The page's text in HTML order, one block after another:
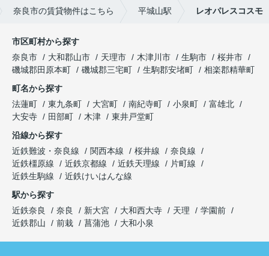
奈良市の賃貸物件はこちら 平城山駅 レオパレスコスモ
市区町村から探す
奈良市
大和郡山市 天理市 木津川市 生駒市
桜井市
磯城郡田原本町
磯城郡三宅町 生駒郡安堵町
相楽郡精華町
町名から探す
法蓮町
東九条町 大宮町 南紀寺町 小泉町
富雄北
大安寺
田部町 木津
東井戸堂町
沿線から探す
近鉄難波・奈良線
関西本線 桜井線
奈良線
近鉄橿原線
近鉄京都線 近鉄天理線
片町線
近鉄生駒線
近鉄けいはんな線
駅から探す
近鉄奈良
奈良 新大宮 大和西大寺 天理
学園前
近鉄郡山
前栽 菖蒲池 大和小泉